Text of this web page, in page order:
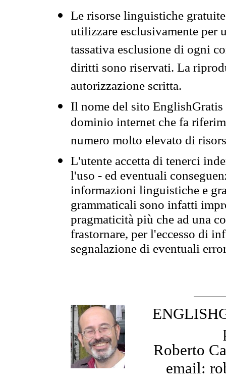
Le risorse linguistiche
utilizzare esclusivamente per
tassativa esclusione di ogni
diritti sono riservati. La
autorizzazione scritta.
Il nome del sito
dominio internet che fa
numero molto elevato di
L'utente accetta di tenerci
l'uso - ed eventuali
informazioni linguistiche e
grammaticali sono infatti
pragmaticità più che ad una
frastornare, per l'eccesso di
segnalazione di eventuali
Roberto
email: